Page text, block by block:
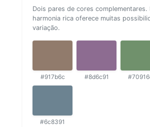
Dois pares de cores complementares.
harmonia rica oferece muitas
variação.
#917b6c #8d6c91
#6c8391